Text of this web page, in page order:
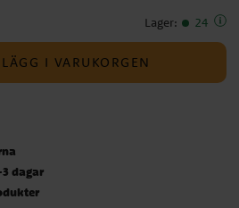
Lager: 24
LÄGG I VARUKORGEN
dagar